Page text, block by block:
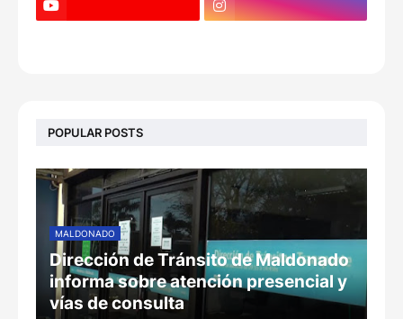
POPULAR POSTS
MALDONADO
Dirección de Tránsito de Maldonado
informa sobre atención presencial y
vías de consulta